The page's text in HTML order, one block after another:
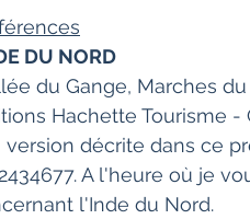
saxonne
népalaise Littérature
DU NORD
du Gange, Marches
Hachette Tourisme
A l'heure où je
l'Inde du Nord.